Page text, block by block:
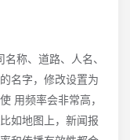
称、道路、人名、
名字，修改设置为
用频率会非常高，
如地图上，新闻报